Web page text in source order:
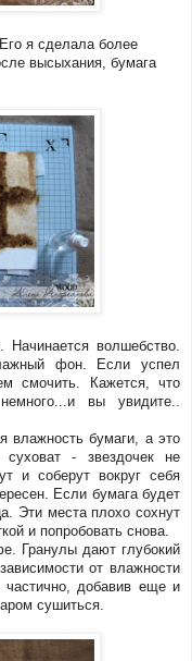
я сделала более
высыхания, бумага
волшебство.
фон. Если успел
смочить. Кажется, что
вы увидите..
бумаги, а это
- звездочек не
и соберут вокруг себя
Если бумага будет
Эти места плохо сохнут
и попробовать снова.
Гранулы дают глубокий
от влажности
частично, добавив еще и
сушиться.